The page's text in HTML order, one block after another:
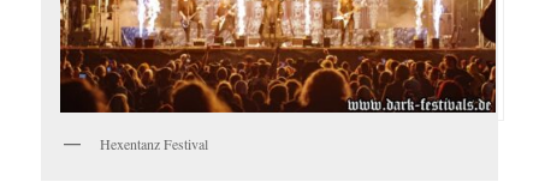
Hexentanz Festival